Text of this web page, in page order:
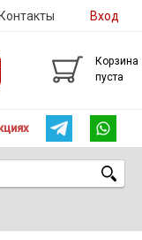
Контакты Вход
Корзина
пуста